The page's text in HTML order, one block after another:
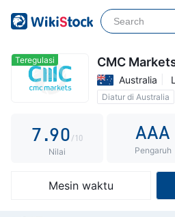
Teregulasi CMC
Australia
Diatur di Australia
2
4
5
7.
4
6
7
90
1
2
/10
Nilai
AAA
Pengaruh
Mesin waktu